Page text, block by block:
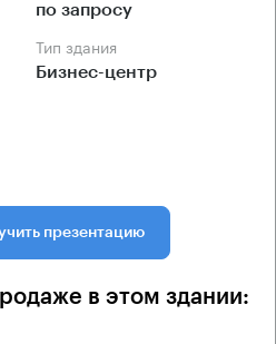
по запросу
Тип здания
Бизнес-центр
презентацию
в этом здании: